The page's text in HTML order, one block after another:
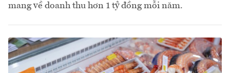
mang về doanh thu hơn 1 tỷ đồng mỗi năm.